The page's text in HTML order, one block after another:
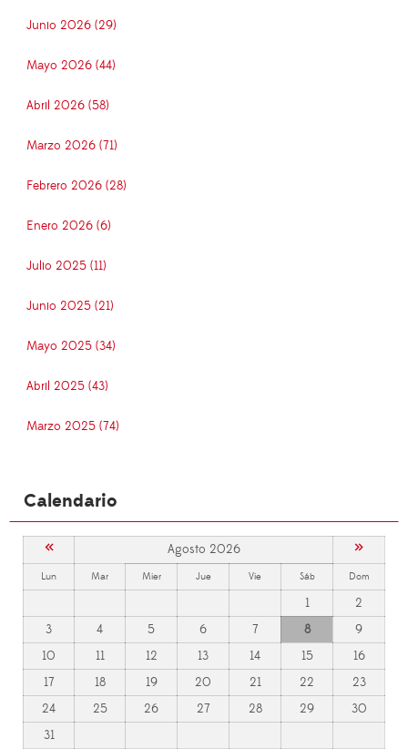
Junio 2026 (29)
Mayo 2026 (44)
Abril 2026 (58)
Marzo 2026 (71)
Febrero 2026 (28)
Enero 2026 (6)
Julio 2025 (11)
Junio 2025 (21)
Mayo 2025 (34)
Abril 2025 (43)
Marzo 2025 (74)
Calendario
« Agosto 2026 »
Lun Mar Mier Jue Vie Sáb Dom
1
2
3
4 5 6 7 8
9
10
11 12 13 14 15
16
17
18 19 20 21 22
23
24
25 26 27 28 29
30
31